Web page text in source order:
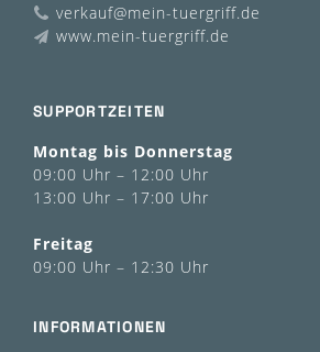
verkauf@mein-tuergriff.de
www.mein-tuergriff.de
SUPPORTZEITEN
Montag bis Donnerstag
09:00 Uhr – 12:00 Uhr
13:00 Uhr – 17:00 Uhr
Freitag
09:00 Uhr – 12:30 Uhr
INFORMATIONEN